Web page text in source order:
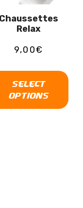
Chaussettes
Relax
9,00€
SELECT
OPTIONS